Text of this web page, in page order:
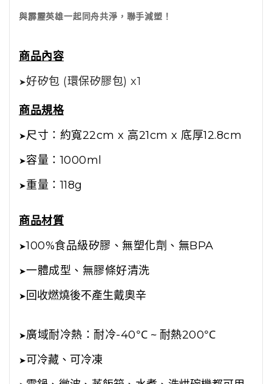
與霹靂英雄一起同舟共淨，聯手減塑！
商品內容
➤好矽包 (環保矽膠包) x1
商品規格
➤尺寸：約寬22cm x 高21cm x 底厚12.8cm
➤容量：1000ml
➤重量：118g
商品材質
➤100%食品級矽膠、無塑化劑、無BPA
➤一體成型、無膠條好清洗
➤回收燃燒後不產生戴奧辛
➤廣域耐冷熱：耐冷-40°C ~ 耐熱200°C
➤可冷藏、可冷凍